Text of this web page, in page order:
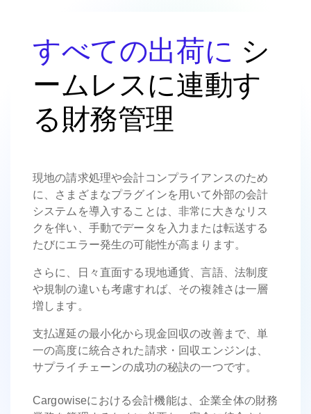
すべての出荷に シ
ームレスに連動す
る財務管理
現地の請求処理や会計コンプライアンスのため
に、さまざまなプラグインを用いて外部の会計
システムを導入することは、非常に大きなリス
クを伴い、手動でデータを入力または転送する
たびにエラー発生の可能性が高まります。
さらに、日々直面する現地通貨、言語、法制度
や規制の違いも考慮すれば、その複雑さは一層
増します。
支払遅延の最小化から現金回収の改善まで、単
一の高度に統合された請求・回収エンジンは、
サプライチェーンの成功の秘訣の一つです。
Cargowiseにおける会計機能は、企業全体の財務